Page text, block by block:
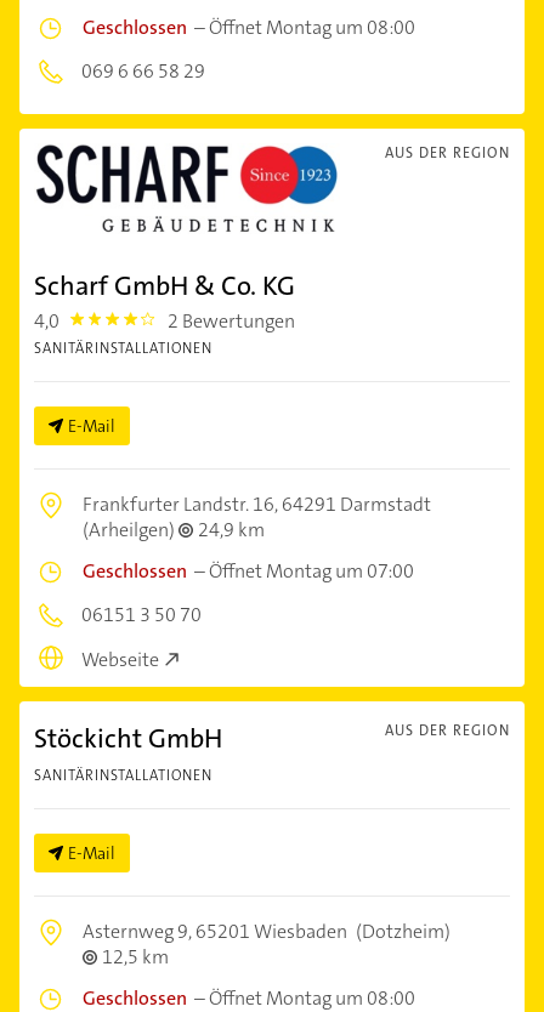
Geschlossen –Öffnet Montag um 08:00
069 6 66 58 29
AUS DER REGION
Scharf GmbH & Co. KG
4,0 4.0 2 Bewertungen
SANITÄRINSTALLATIONEN
E-Mail
Frankfurter Landstr. 16,64291 Darmstadt
(Arheilgen)
24,9 km
Geschlossen –Öffnet Montag um 07:00
06151 3 50 70
Webseite
AUS DER REGION
Stöckicht GmbH
SANITÄRINSTALLATIONEN
E-Mail
Asternweg 9,65201 Wiesbaden (Dotzheim)
12,5 km
Geschlossen –Öffnet Montag um 08:00